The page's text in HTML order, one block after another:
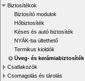
Biztosítékok
Biztosító modulok
Hőbiztosíték
Késes és autó biztosíték
NYÁK-ba ültethető
Termikus kioldók
Üveg- és kerámiabiztosíték
Csatlakozók
Csomagolás és tárolás